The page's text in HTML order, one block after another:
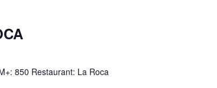
850 Restaurant: La Roca